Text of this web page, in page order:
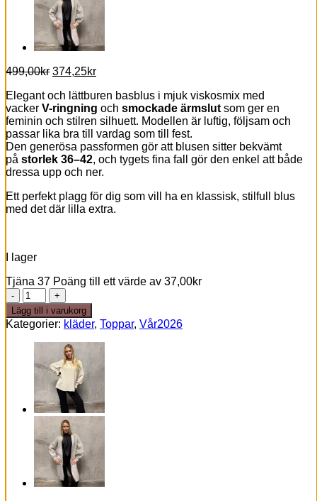
499,00kr Det
priset
var:
499,00kr.
374,25krDet
priset
är:
374,25kr.
Elegant och lättburen basblus i mjuk viskosmix med
vacker V-ringning och smockade ärmslut som ger en
feminin och stilren silhuett. Modellen är luftig, följsam och
passar lika bra till vardag som till fest.
Den generösa passformen gör att blusen sitter bekvämt
på storlek 36–42, och tygets fina fall gör den enkel att både
dressa upp och ner.
Ett perfekt plagg för dig som vill ha en klassisk, stilfull blus
med det där lilla extra.
I lager
Tjäna 37 Poäng till ett värde av 37,00kr
Vera
v
neck
-
Espresso
mängd
Lägg till i varukorg
Kategorier: kläder, Toppar, Vår2026